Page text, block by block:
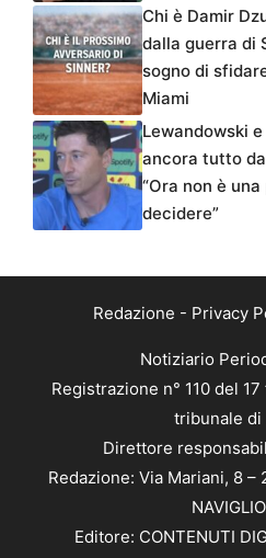
Chi è Damir
dalla guerra di
sogno di
Miami
Lewandowski
ancora tutto
“Ora non è
decidere”
Redazione - Privacy
Notiziario
Registrazione n° 110 del
tribunale di
Direttore
Redazione: Via Mariani, 8 –
Editore: CONTENUTI